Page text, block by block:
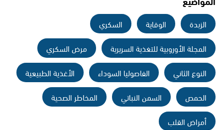
الزبدة الوقاية
السكري
المجلة الأوروبية للتغذية السريرية
مرض السكري
النوع الثاني
الفاصوليا السوداء
الأغذية الطبيعية
الحمص
السمن النباتي
المخاطر الصحية
أمراض القلب